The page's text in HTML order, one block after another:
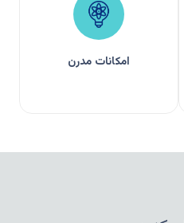
امکانات مدرن